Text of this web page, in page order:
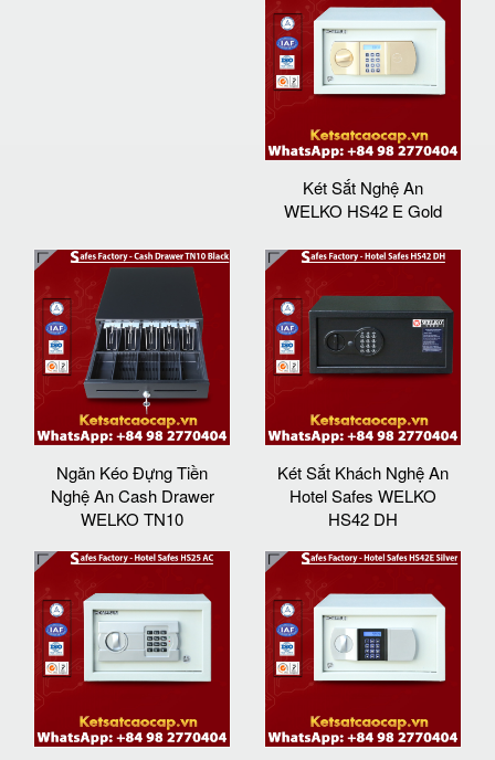
Két Sắt Nghệ An
WELKO HS42 E Gold
Ngăn Kéo Đựng Tiền
Nghệ An Cash Drawer
WELKO TN10
Két Sắt Khách Nghệ An
Hotel Safes WELKO
HS42 DH